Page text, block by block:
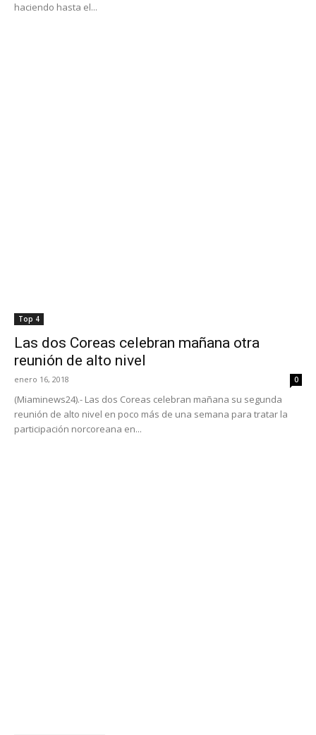
haciendo hasta el...
Top 4
Las dos Coreas celebran mañana otra
reunión de alto nivel
enero 16, 2018 0
(Miaminews24).- Las dos Coreas celebran mañana su segunda
reunión de alto nivel en poco más de una semana para tratar la
participación norcoreana en...